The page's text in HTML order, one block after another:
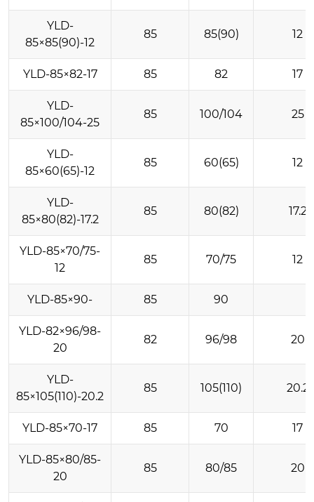
YLD-
85×85(90)-12
85 85(90) 12
YLD-85×82-17 85 82 17
YLD-
85×100/104-25
85 100/104 25
YLD-
85×60(65)-12
85 60(65) 12
YLD-
85×80(82)-17.2
85 80(82) 17.2
YLD-85×70/75-
12
85 70/75 12
YLD-85×90- 85 90
YLD-82×96/98-
20
82 96/98 20
YLD-
85×105(110)-20.2
85 105(110) 20.2
YLD-85×70-17 85 70 17
YLD-85×80/85-
20
85 80/85 20